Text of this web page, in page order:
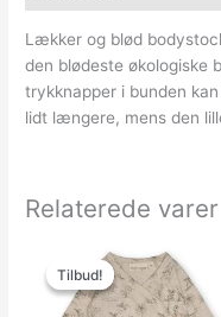
Lækker og blød
den blødeste økologiske
trykknapper i bunden
lidt længere, mens den
Relaterede varer
Tilbud!
Tilbud!
oprindelige
pris
var:
aktuelle
pris
er: